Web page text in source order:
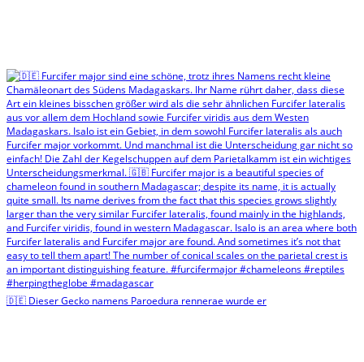
🇩🇪 Dieser Gecko namens Paroedura rennerae wurde er